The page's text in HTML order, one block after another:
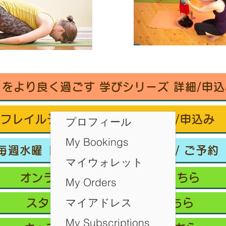
をより良く過ごす 学びシリーズ 詳細/申
フレイル予防ヨガ養成講座・詳細/申込み
週水曜「波音サンライズヨガ」 / ご予約
オンラインクラス/ご予約はこちら
スタジオ予約/体験の方はこちら
プロフィール
My Bookings
マイウォレット
My Orders
マイアドレス
My Subscriptions